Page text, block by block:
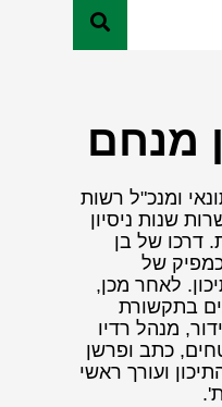
מנחם
ומנכ"ל רשות
שנות ניסיון
דרכו של בן
של
לאחר מכן,
בתקשורת
מנהל רדיו
כתב ופרשן
ועורך ראשי